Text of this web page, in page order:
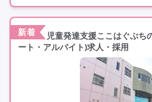
新着
児童発達支援ここはぐぷち
ート・アルバイト)求人・採用